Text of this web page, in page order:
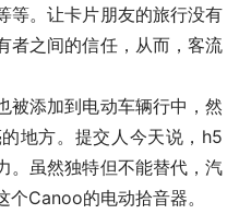
等。让卡片朋友的旅行没有
者之间的信任，从而，客流
被添加到电动车辆行中，然
地方。提交人今天说，h5
。虽然独特但不能替代，汽
Canoo的电动拾音器。